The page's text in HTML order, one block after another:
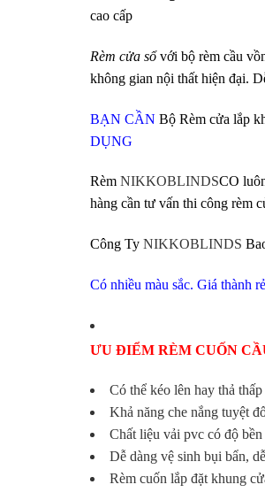
cao cấp
Rèm cửa sổvới bộ rèm cầu
không gian nội thất hiện đại.
BẠN CẦN Bộ Rèm cửa lắp
DỤNG
Rèm NIKKOBLINDSCO
hàng cần tư vấn thi công rèm
Công Ty NIKKOBLINDS
Có nhiều màu sắc. Giá thành
ƯU ĐIỂM RÈM CUỐN
Có thể kéo lên hay thả
Khả năng che nắng tuyệt
Chất liệu vải pvc có độ
Dễ dàng vệ sinh bụi bẩn,
Rèm cuốn lắp đặt khung